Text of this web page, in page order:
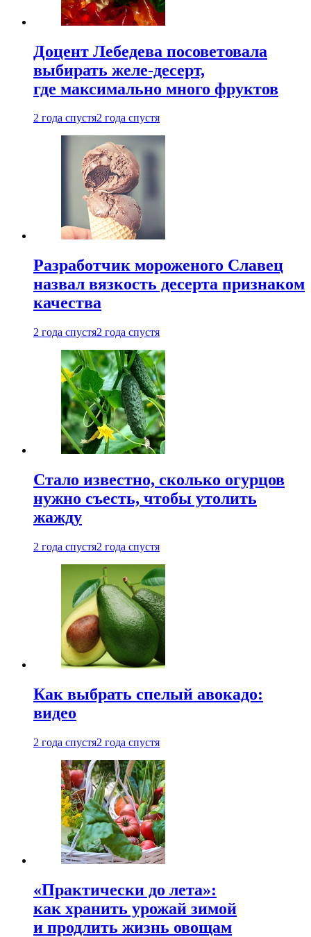
Доцент Лебедева посоветовала
выбирать желе-десерт,
где максимально много фруктов
2 года спустя2 года спустя
Разработчик мороженого Славец
назвал вязкость десерта признаком
качества
2 года спустя2 года спустя
Стало известно, сколько огурцов
нужно съесть, чтобы утолить
жажду
2 года спустя2 года спустя
Как выбрать спелый авокадо:
видео
2 года спустя2 года спустя
«Практически до лета»:
как хранить урожай зимой
и продлить жизнь овощам